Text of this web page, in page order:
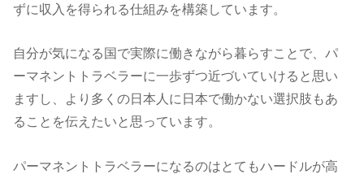
ずに収入を得られる仕組みを構築しています。
自分が気になる国で実際に働きながら暮らすことで、パ
ーマネントトラベラーに一歩ずつ近づいていけると思い
ますし、より多くの日本人に日本で働かない選択肢もあ
ることを伝えたいと思っています。
パーマネントトラベラーになるのはとてもハードルが高